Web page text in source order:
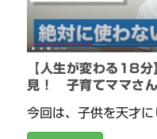
【人生が変わる18
見！ 子育てママさ
今回は、子供を天才